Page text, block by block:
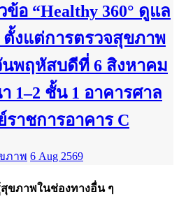
อ “Healthy 360° ดูแล
งแต่การตรวจสุขภาพ
นพฤหัสบดีที่ 6 สิงหาคม
1–2 ชั้น 1 อาคารศาล
าชการอาคาร C
ภาพ 6 Aug 2569
ขภาพในช่องทางอื่น ๆ